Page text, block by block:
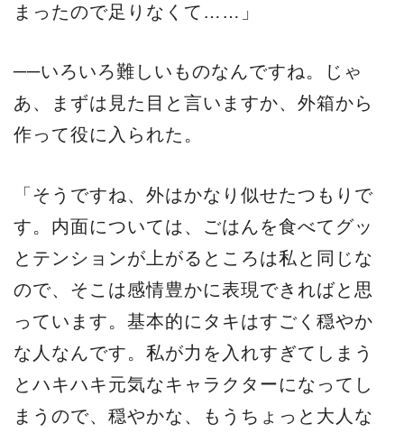
まったので足りなくて……」
──いろいろ難しいものなんですね。じゃ
あ、まずは見た目と言いますか、外箱から
作って役に入られた。
「そうですね、外はかなり似せたつもりで
す。内面については、ごはんを食べてグッ
とテンションが上がるところは私と同じな
ので、そこは感情豊かに表現できればと思
っています。基本的にタキはすごく穏やか
な人なんです。私が力を入れすぎてしまう
とハキハキ元気なキャラクターになってし
まうので、穏やかな、もうちょっと大人な